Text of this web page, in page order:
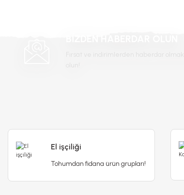
El işçiliği
Tohumdan fidana ürün grupları!